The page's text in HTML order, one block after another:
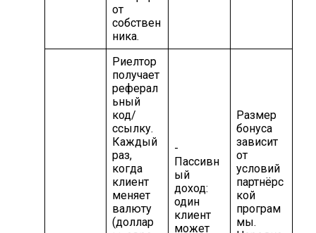
от
собствен
ника.
Риелтор
получает
реферал
ьный
код/
ссылку.
Каждый
раз,
когда
клиент
меняет
валюту
(доллар
-
Пассивн
ый
доход:
один
клиент
может
Размер
бонуса
зависит
от
условий
партнёрс
кой
програм
мы.